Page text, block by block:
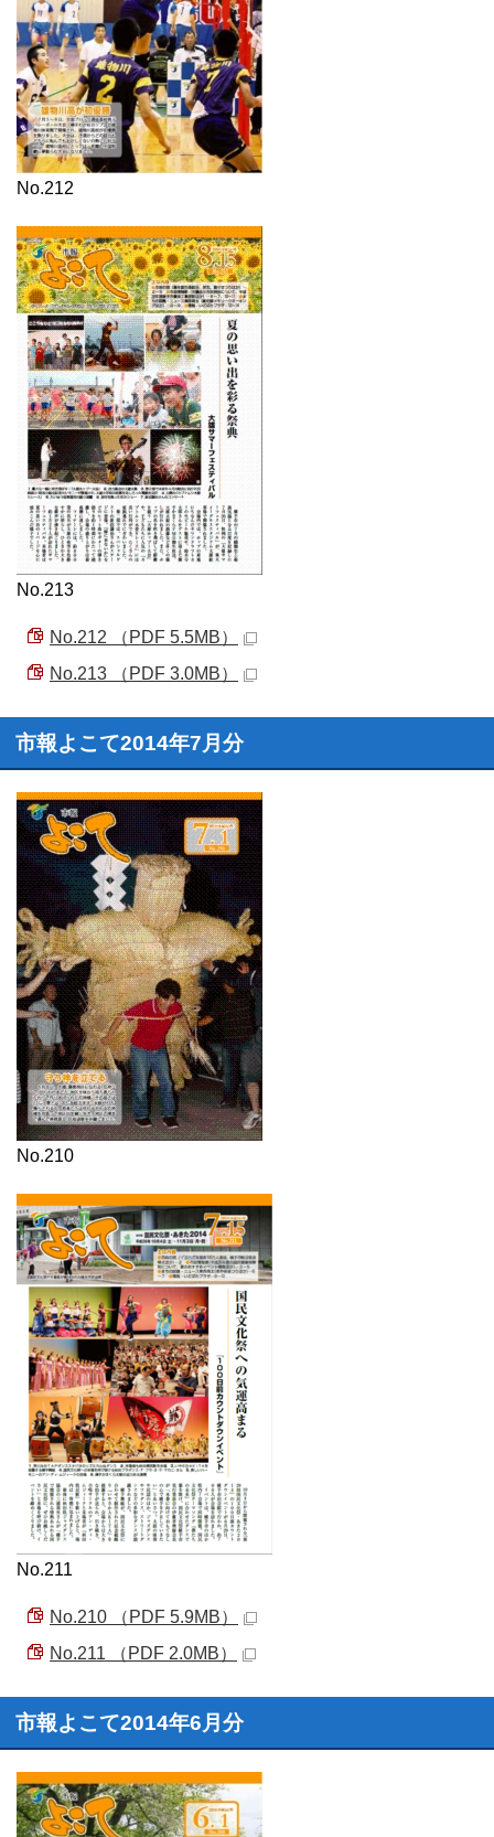
No.212
No.213
No.212 （PDF 5.5MB）
No.213 （PDF 3.0MB）
市報よこて2014年7月分
No.210
No.211
No.210 （PDF 5.9MB）
No.211 （PDF 2.0MB）
市報よこて2014年6月分